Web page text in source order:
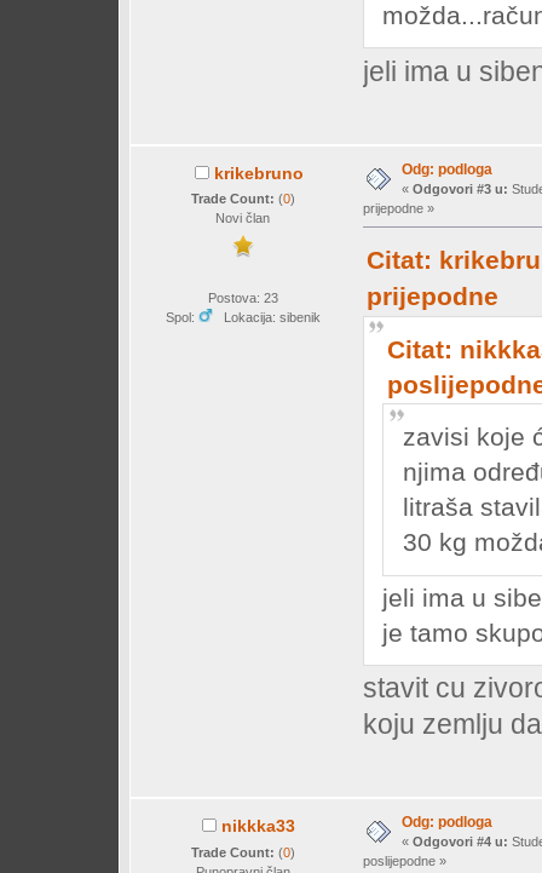
jeli ima u
krikebruno
Trade Count: (0)
Novi član
Postova: 23
Spol:
Lokacija: sibenik
Odg: podloga
« Odgovori #3 u:
prijepodne »
Citat:
prijepodne
Citat:
zavisi koje
njima
litraša
30 kg
jeli ima u
je tamo
stavit cu
koju zemlju
nikkka33
Trade Count: (0)
Odg: podloga
« Odgovori #4 u:
poslijepodne »